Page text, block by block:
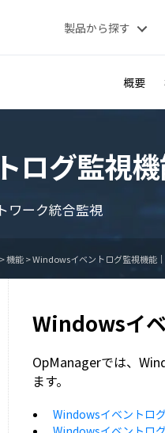
製品から探す
概要
ログ監視
ワーク統合監視
>機能>Windowsイベントログ監視機能
Windowsイ
OpManagerでは、
ます。
Windowsイベントロ